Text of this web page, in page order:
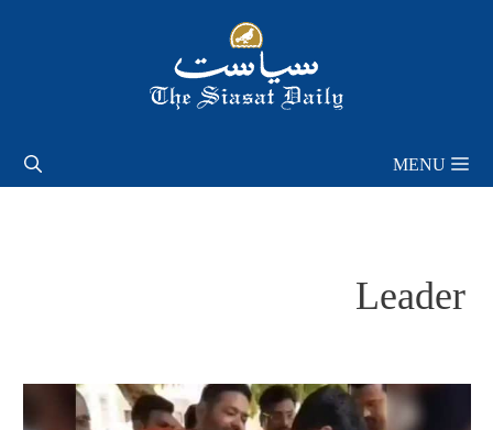
MENU
Leader